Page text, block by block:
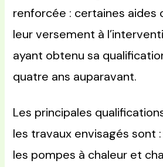
renforcée : certaines aides
leur versement à
ayant obtenu sa
quatre ans auparavant.
Les principales
les travaux envisagés sont :
les pompes à chaleur et